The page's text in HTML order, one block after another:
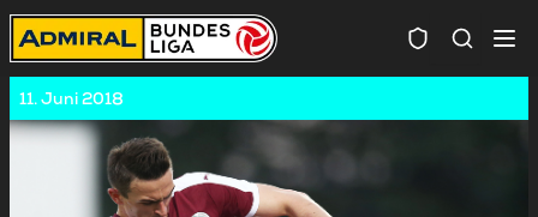
11. Juni 2018